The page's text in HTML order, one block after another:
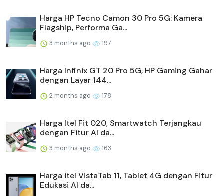
Harga HP Tecno Camon 30 Pro 5G: Kamera
Flagship, Performa Ga...
3 months ago 197
Harga Infinix GT 20 Pro 5G, HP Gaming Gahar
dengan Layar 144...
2 months ago 178
Harga Itel Fit 020, Smartwatch Terjangkau
dengan Fitur AI da...
3 months ago 163
Harga itel VistaTab 11, Tablet 4G dengan Fitur
Edukasi AI da...